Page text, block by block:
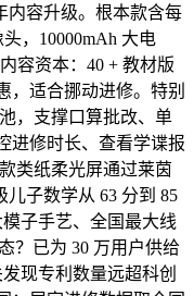
内容升级。根本款含每
，10000mAh 大电
容资本：40 + 教材版
，适合挪动进修。特别
，支撑口算批改、单
进修时长、查看学谍报
类纸柔光屏通过莱茵
子数学从 63 分到 85
子手艺、全国最大线
？已为 30 万用户供给
现专利数量远超科创